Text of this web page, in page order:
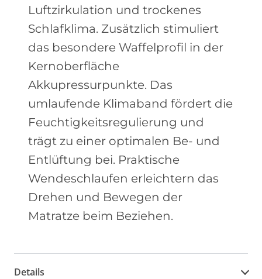
Luftzirkulation und trockenes
Schlafklima. Zusätzlich stimuliert
das besondere Waffelprofil in der
Kernoberfläche
Akkupressurpunkte. Das
umlaufende Klimaband fördert die
Feuchtigkeitsregulierung und
trägt zu einer optimalen Be- und
Entlüftung bei. Praktische
Wendeschlaufen erleichtern das
Drehen und Bewegen der
Matratze beim Beziehen.
Details